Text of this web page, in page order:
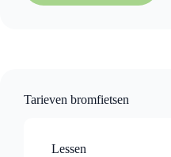
Tarieven bromfietsen
Lessen